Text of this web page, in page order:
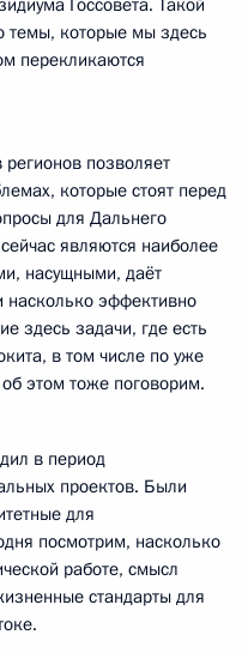
Госсовета. Такой
темы, которые мы здесь
перекликаются
позволяет
которые стоят перед
для Дальнего
являются наиболее
насущными, даёт
насколько эффективно
здесь задачи, где есть
в том числе по уже
этом тоже поговорим.
в период
проектов. Были
для
посмотрим, насколько
работе, смысл
стандарты для